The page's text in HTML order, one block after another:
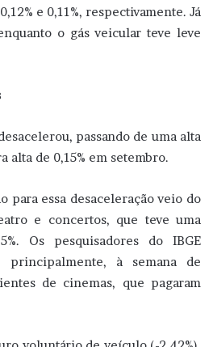
e 0,11%, respectivamente. Já
o gás veicular teve leve
passando de uma alta
alta de 0,15% em setembro.
essa desaceleração veio do
e concertos, que teve uma
Os pesquisadores do IBGE
principalmente, à semana de
de cinemas, que pagaram